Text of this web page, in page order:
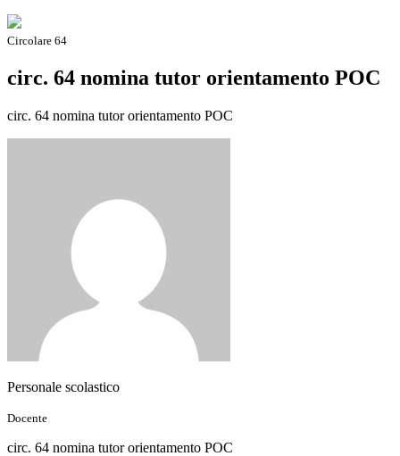
Circolare 64
circ. 64 nomina tutor orientamento POC
circ. 64 nomina tutor orientamento POC
Personale scolastico
Docente
circ. 64 nomina tutor orientamento POC